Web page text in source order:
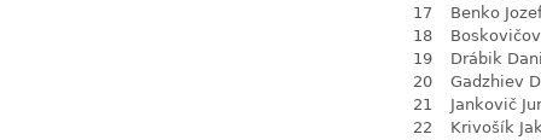
17
Benko
18
19
Drábik
20
Gadzhiev
21
Jankovič
22
Krivošík